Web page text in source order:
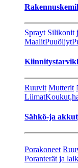
Sprayt Silikonit
MaalitPuuöljyt
Ruuvit Mutterit
Liimat
Sähkö-ja
Porakoneet
Poranterät ja